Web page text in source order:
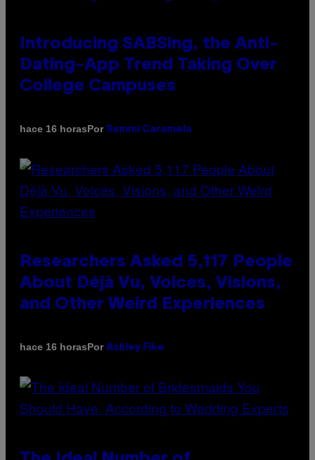
Introducing SABSing, the Anti-
Dating-App Trend Taking Over
College Campuses
hace 16 horasPor Sammi Caramela
Researchers Asked 5,117 People
About Déjà Vu, Voices, Visions,
and Other Weird Experiences
hace 16 horasPor Ashley Fike